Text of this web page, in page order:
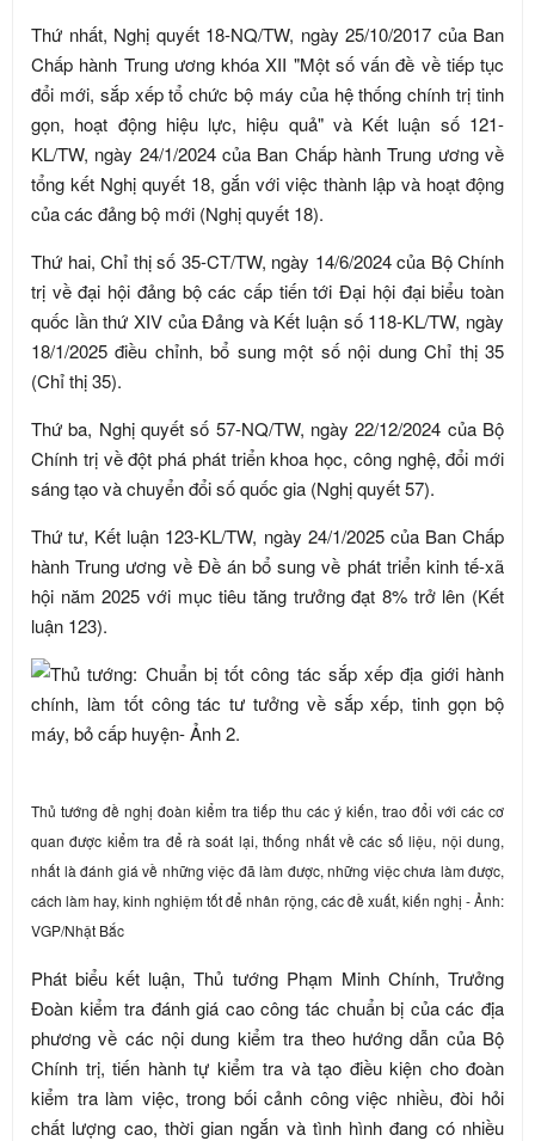
Thứ nhất, Nghị quyết 18-NQ/TW, ngày 25/10/2017 của Ban
Chấp hành Trung ương khóa XII "Một số vấn đề về tiếp tục
đổi mới, sắp xếp tổ chức bộ máy của hệ thống chính trị tinh
gọn, hoạt động hiệu lực, hiệu quả" và Kết luận số 121-
KL/TW, ngày 24/1/2024 của Ban Chấp hành Trung ương về
tổng kết Nghị quyết 18, gắn với việc thành lập và hoạt động
của các đảng bộ mới (Nghị quyết 18).
Thứ hai, Chỉ thị số 35-CT/TW, ngày 14/6/2024 của Bộ Chính
trị về đại hội đảng bộ các cấp tiến tới Đại hội đại biểu toàn
quốc lần thứ XIV của Đảng và Kết luận số 118-KL/TW, ngày
18/1/2025 điều chỉnh, bổ sung một số nội dung Chỉ thị 35
(Chỉ thị 35).
Thứ ba, Nghị quyết số 57-NQ/TW, ngày 22/12/2024 của Bộ
Chính trị về đột phá phát triển khoa học, công nghệ, đổi mới
sáng tạo và chuyển đổi số quốc gia (Nghị quyết 57).
Thứ tư, Kết luận 123-KL/TW, ngày 24/1/2025 của Ban Chấp
hành Trung ương về Đề án bổ sung về phát triển kinh tế-xã
hội năm 2025 với mục tiêu tăng trưởng đạt 8% trở lên (Kết
luận 123).
Thủ tướng đề nghị đoàn kiểm tra tiếp thu các ý kiến, trao đổi với các cơ
quan được kiểm tra để rà soát lại, thống nhất về các số liệu, nội dung,
nhất là đánh giá về những việc đã làm được, những việc chưa làm được,
cách làm hay, kinh nghiệm tốt để nhân rộng, các đề xuất, kiến nghị - Ảnh:
VGP/Nhật Bắc
Phát biểu kết luận, Thủ tướng Phạm Minh Chính, Trưởng
Đoàn kiểm tra đánh giá cao công tác chuẩn bị của các địa
phương về các nội dung kiểm tra theo hướng dẫn của Bộ
Chính trị, tiến hành tự kiểm tra và tạo điều kiện cho đoàn
kiểm tra làm việc, trong bối cảnh công việc nhiều, đòi hỏi
chất lượng cao, thời gian ngắn và tình hình đang có nhiều